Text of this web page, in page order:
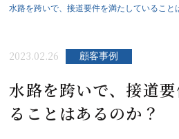
水路を跨いで、接道要件を満たしていること
2023.02.26 顧客事例
水路を跨いで、接道
ることはあるのか？